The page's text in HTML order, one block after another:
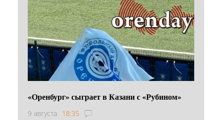
«Оренбург» сыграет в Казани с «Рубином»
9 августа 18:35